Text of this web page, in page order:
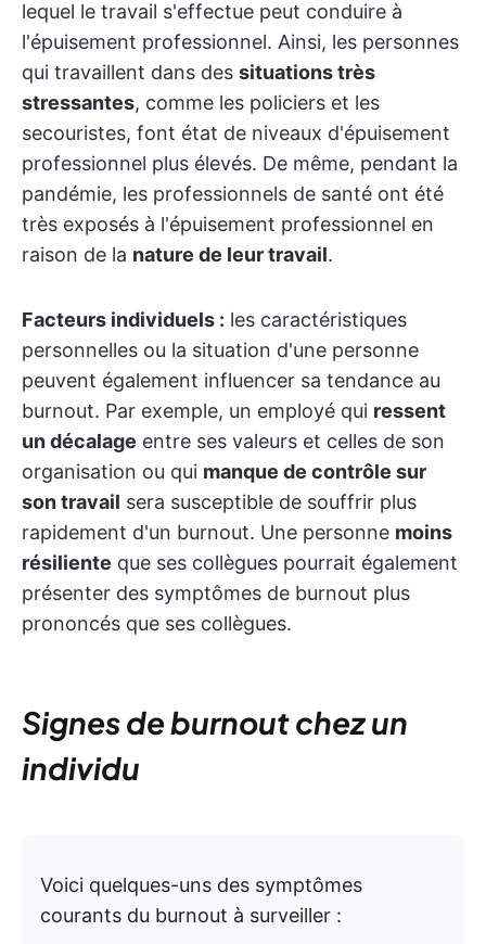
lequel le travail s'effectue peut conduire à
l'épuisement professionnel. Ainsi, les personnes
qui travaillent dans des situations très
stressantes, comme les policiers et les
secouristes, font état de niveaux d'épuisement
professionnel plus élevés. De même, pendant la
pandémie, les professionnels de santé ont été
très exposés à l'épuisement professionnel en
raison de la nature de leur travail.
Facteurs individuels : les caractéristiques
personnelles ou la situation d'une personne
peuvent également influencer sa tendance au
burnout. Par exemple, un employé qui ressent
un décalage entre ses valeurs et celles de son
organisation ou qui manque de contrôle sur
son travail sera susceptible de souffrir plus
rapidement d'un burnout. Une personne moins
résiliente que ses collègues pourrait également
présenter des symptômes de burnout plus
prononcés que ses collègues.
Signes de burnout chez un
individu
Voici quelques-uns des symptômes
courants du burnout à surveiller :